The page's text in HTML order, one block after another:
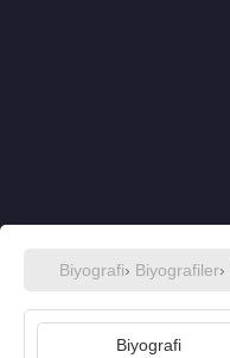
Biyografi› Biyografiler›
Biyografi